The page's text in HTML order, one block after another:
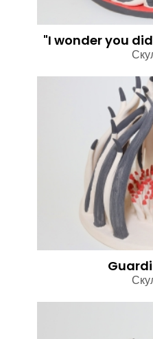
"I wonder you